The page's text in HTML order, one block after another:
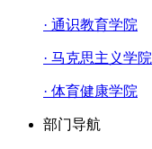
· 通识教育学院
· 马克思主义学院
· 体育健康学院
部门导航